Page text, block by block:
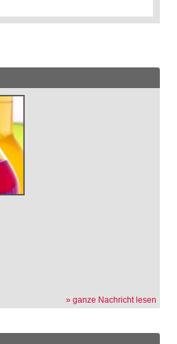
» ganze Nachricht lesen